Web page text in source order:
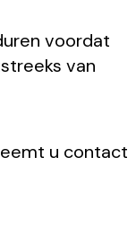
voordat
van
u contact